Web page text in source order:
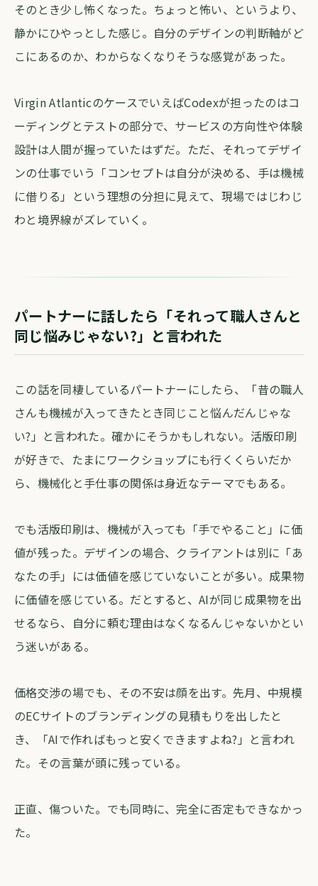
そのとき少し怖くなった。ちょっと怖い、というより、
静かにひやっとした感じ。自分のデザインの判断軸がど
こにあるのか、わからなくなりそうな感覚があった。
Virgin AtlanticのケースでいえばCodexが担ったのはコ
ーディングとテストの部分で、サービスの方向性や体験
設計は人間が握っていたはずだ。ただ、それってデザイ
ンの仕事でいう「コンセプトは自分が決める、手は機械
に借りる」という理想の分担に見えて、現場ではじわじ
わと境界線がズレていく。
パートナーに話したら「それって職人さんと
同じ悩みじゃない?」と言われた
この話を同棲しているパートナーにしたら、「昔の職人
さんも機械が入ってきたとき同じこと悩んだんじゃな
い?」と言われた。確かにそうかもしれない。活版印刷
が好きで、たまにワークショップにも行くくらいだか
ら、機械化と手仕事の関係は身近なテーマでもある。
でも活版印刷は、機械が入っても「手でやること」に価
値が残った。デザインの場合、クライアントは別に「あ
なたの手」には価値を感じていないことが多い。成果物
に価値を感じている。だとすると、AIが同じ成果物を出
せるなら、自分に頼む理由はなくなるんじゃないかとい
う迷いがある。
価格交渉の場でも、その不安は顔を出す。先月、中規模
のECサイトのブランディングの見積もりを出したと
き、「AIで作ればもっと安くできますよね?」と言われ
た。その言葉が頭に残っている。
正直、傷ついた。でも同時に、完全に否定もできなかっ
た。